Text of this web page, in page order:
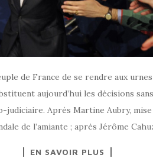
de France de se rendre aux
aujourd’hui les décisions
judiciaire. Après Martine Aubry,
de l’amiante ; après Jérôme
EN SAVOIR PLUS